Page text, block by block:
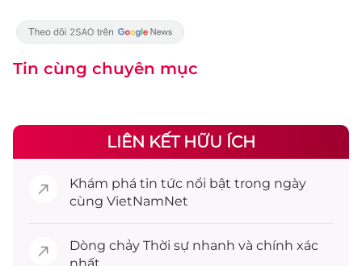
Tin cùng chuyên mục
LIÊN KẾT HỮU ÍCH
Khám phá tin tức nổi bật trong ngày
cùng VietNamNet
Dòng chảy Thời sự nhanh và chính xác